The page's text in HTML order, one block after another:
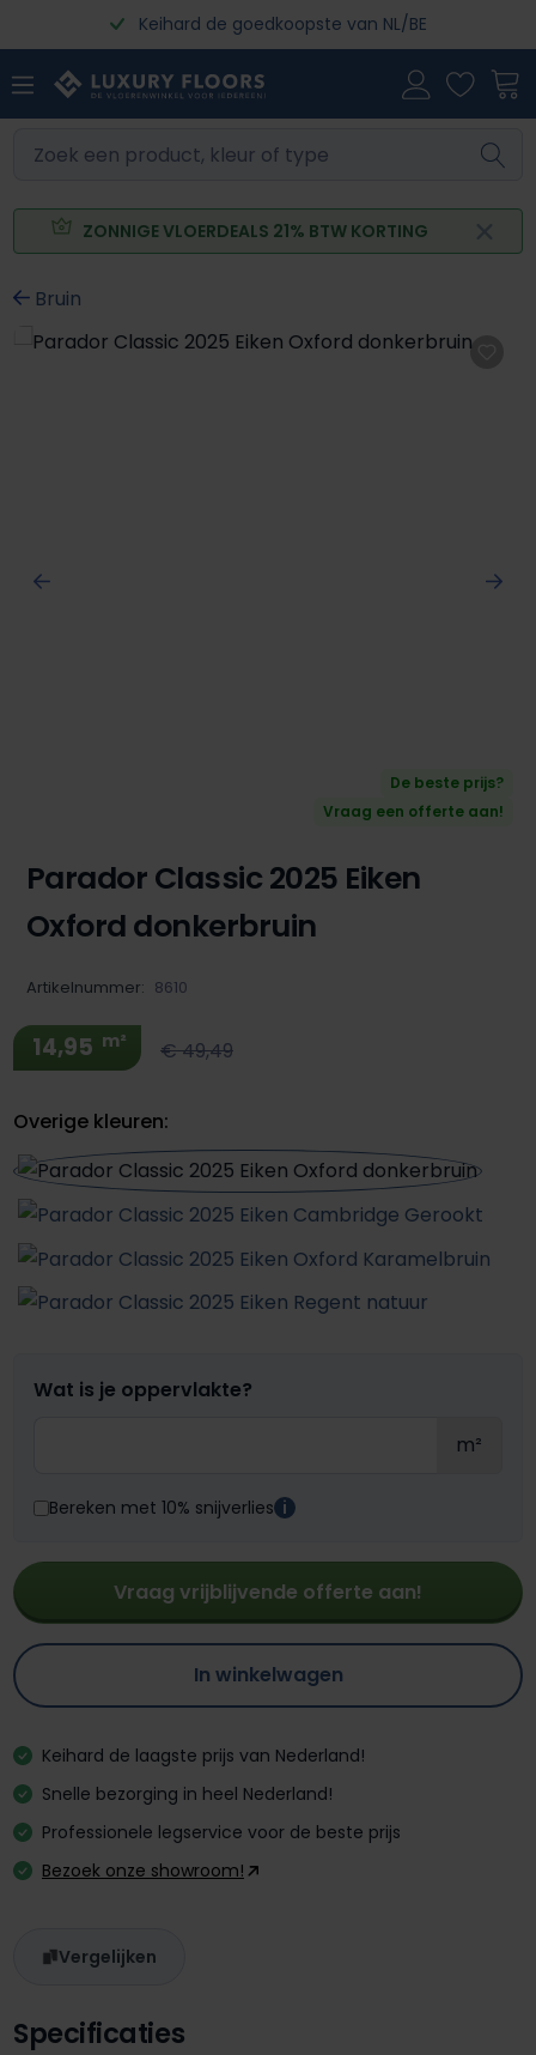
Ga naar de hoofdinhoudKeihard de goedkoopste van NL/BE
ZONNIGE VLOERDEALS 21% BTW KORTING
Bruin
Afbeeldingengalerij overslaan
De beste prijs?
Vraag een offerte aan!
Specificaties
Parador Classic 2025 Eiken
Oxford donkerbruin
Artikelnummer: 8610
14,95 m² € 49,49
Overige kleuren:
Wat is je oppervlakte?
m²
Bereken met 10% snijverlies i
Vraag vrijblijvende offerte aan!
In winkelwagen
Keihard de laagste prijs van Nederland!
Snelle bezorging in heel Nederland!
Professionele legservice voor de beste prijs
Bezoek onze showroom!
Vergelijken